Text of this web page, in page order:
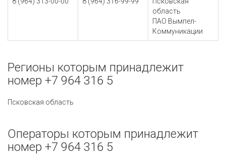
область
ПАО Вымпел-
Коммуникации
Регионы которым принадлежит
номер +7 964 316 5
Псковская область
Операторы которым принадлежит
номер +7 964 316 5